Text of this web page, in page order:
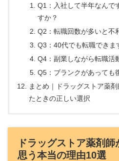
Q1：入社して半年なんで
すか？
Q2：転職回数が多いと不
Q3：40代でも転職できま
Q4：副業しながら転職活
Q5：ブランクがあっても
まとめ｜ドラッグストア薬
たときの正しい選択
ドラッグストア薬剤
思う本当の理由10選